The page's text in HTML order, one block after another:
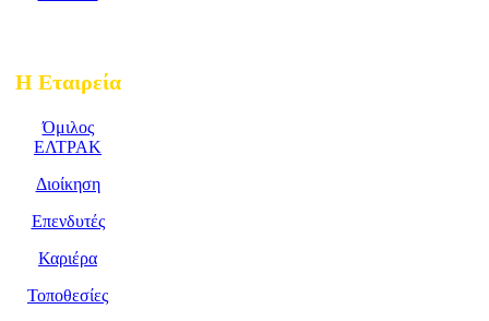
Η Εταιρεία
Όμιλος
ΕΛΤΡΑΚ
Διοίκηση
Επενδυτές
Καριέρα
Τοποθεσίες